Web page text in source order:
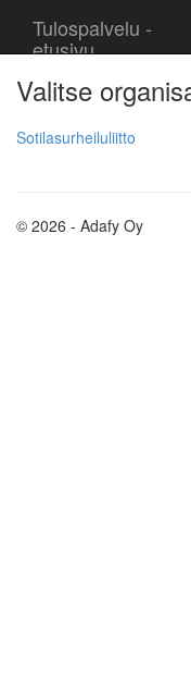
Tulospalvelu -
etusivu
Valitse
Sotilasurheiluliitto
© 2026 - Adafy Oy